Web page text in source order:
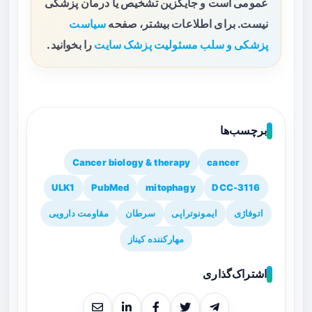
عمومی است و جایگزین تشخیص یا درمان پزشکی
نیست. برای اطلاعات بیشتر، صفحه سیاست
پزشکی و سلب مسئولیت پزشک سایت را بخوانید.
برچسب‌ها
cancer
Cancer biology & therapy
DCC-3116
mitophagy
PubMed
ULK1
اتوفاژی ایمونوتراپی سرطان مقاومت دارویی
مهارکننده کیناز
اشتراک‌گذاری